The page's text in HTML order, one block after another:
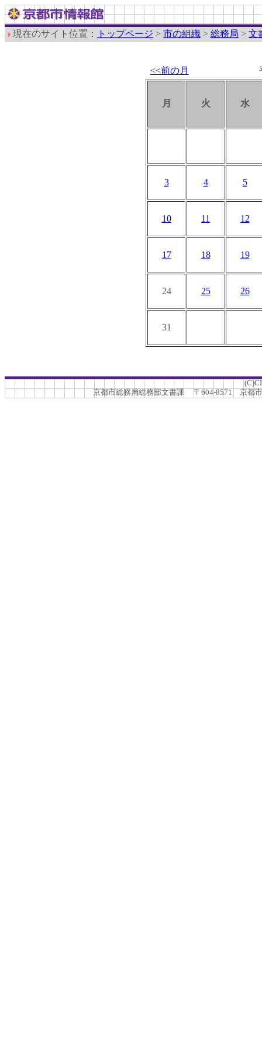
現在のサイト位置： トップページ > 市の組織 > 総務局 > 文
<<前の月
月 火 水
3 4 5
10 11 12
17 18 19
24 25 26
31
京都市総務局総務部文書課 〒604-8571 京都